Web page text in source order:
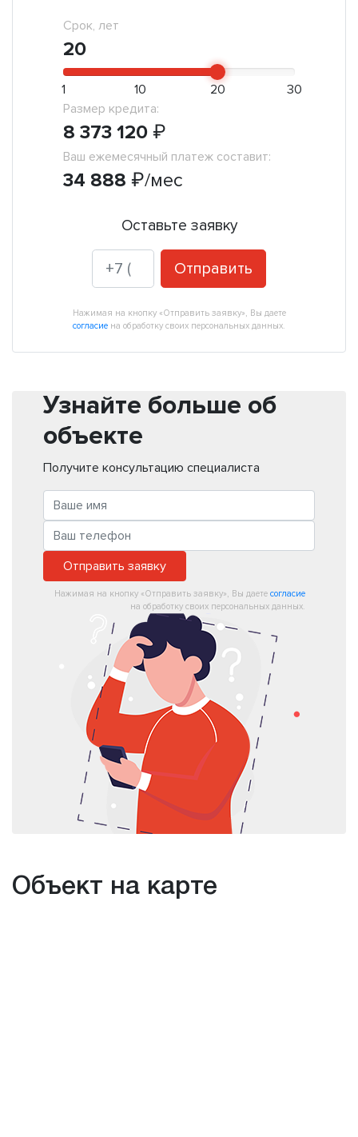
Срок, лет
20
1 10 20
30
Размер кредита:
8 373 120 ₽
Ваш ежемесячный платеж составит:
34 888 ₽/мес
Оставьте заявку
Отправить
Нажимая на кнопку «Отправить заявку», Вы даете
согласие на обработку своих персональных данных.
Узнайте больше об
объекте
Получите консультацию специалиста
Отправить заявку
Нажимая на кнопку «Отправить заявку», Вы даете согласие
на обработку своих персональных данных.
Объект на карте